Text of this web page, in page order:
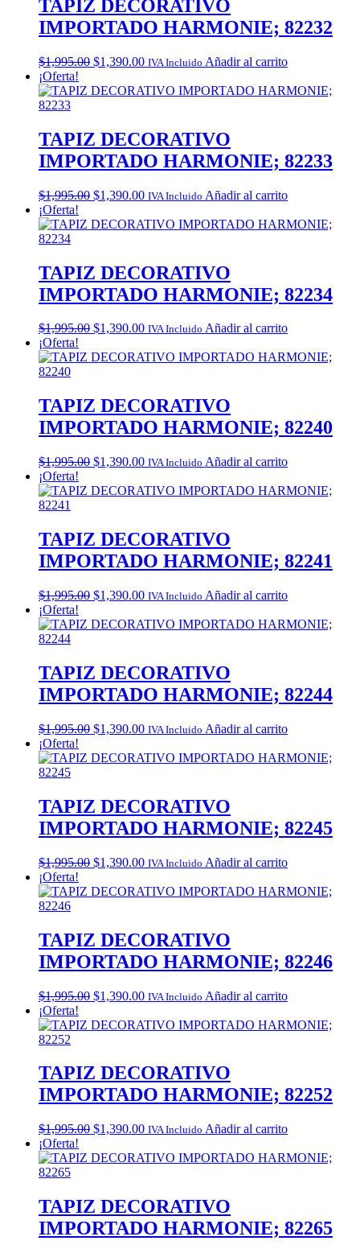
TAPIZ DECORATIVO
IMPORTADO HARMONIE; 82232
$1,995.00 Original
was:
$1,390.00Current
is:
IVA Incluido Añadir al carrito
¡Oferta!
TAPIZ DECORATIVO
IMPORTADO HARMONIE; 82233
$1,995.00 Original
was:
$1,390.00Current
is:
IVA Incluido Añadir al carrito
¡Oferta!
TAPIZ DECORATIVO
IMPORTADO HARMONIE; 82234
$1,995.00 Original
was:
$1,390.00Current
is:
IVA Incluido Añadir al carrito
¡Oferta!
TAPIZ DECORATIVO
IMPORTADO HARMONIE; 82240
$1,995.00 Original
was:
$1,390.00Current
is:
IVA Incluido Añadir al carrito
¡Oferta!
TAPIZ DECORATIVO
IMPORTADO HARMONIE; 82241
$1,995.00 Original
was:
$1,390.00Current
is:
IVA Incluido Añadir al carrito
¡Oferta!
TAPIZ DECORATIVO
IMPORTADO HARMONIE; 82244
$1,995.00 Original
was:
$1,390.00Current
is:
IVA Incluido Añadir al carrito
¡Oferta!
TAPIZ DECORATIVO
IMPORTADO HARMONIE; 82245
$1,995.00 Original
was:
$1,390.00Current
is:
IVA Incluido Añadir al carrito
¡Oferta!
TAPIZ DECORATIVO
IMPORTADO HARMONIE; 82246
$1,995.00 Original
was:
$1,390.00Current
is:
IVA Incluido Añadir al carrito
¡Oferta!
TAPIZ DECORATIVO
IMPORTADO HARMONIE; 82252
$1,995.00 Original
was:
$1,390.00Current
is:
IVA Incluido Añadir al carrito
¡Oferta!
TAPIZ DECORATIVO
IMPORTADO HARMONIE; 82265